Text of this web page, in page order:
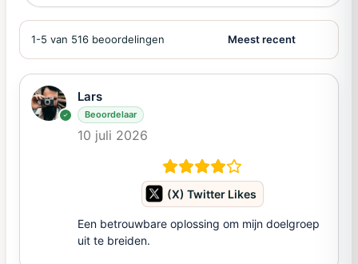
1-5 van 516 beoordelingen
Lars
Beoordelaar
10 juli 2026
(X) Twitter Likes
Een betrouwbare oplossing om mijn doelgroep
uit te breiden.